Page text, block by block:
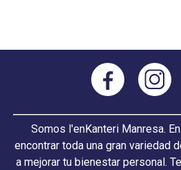
Somos l'enKanteri Manresa.
encontrar toda una gran variedad
a mejorar tu bienestar personal.